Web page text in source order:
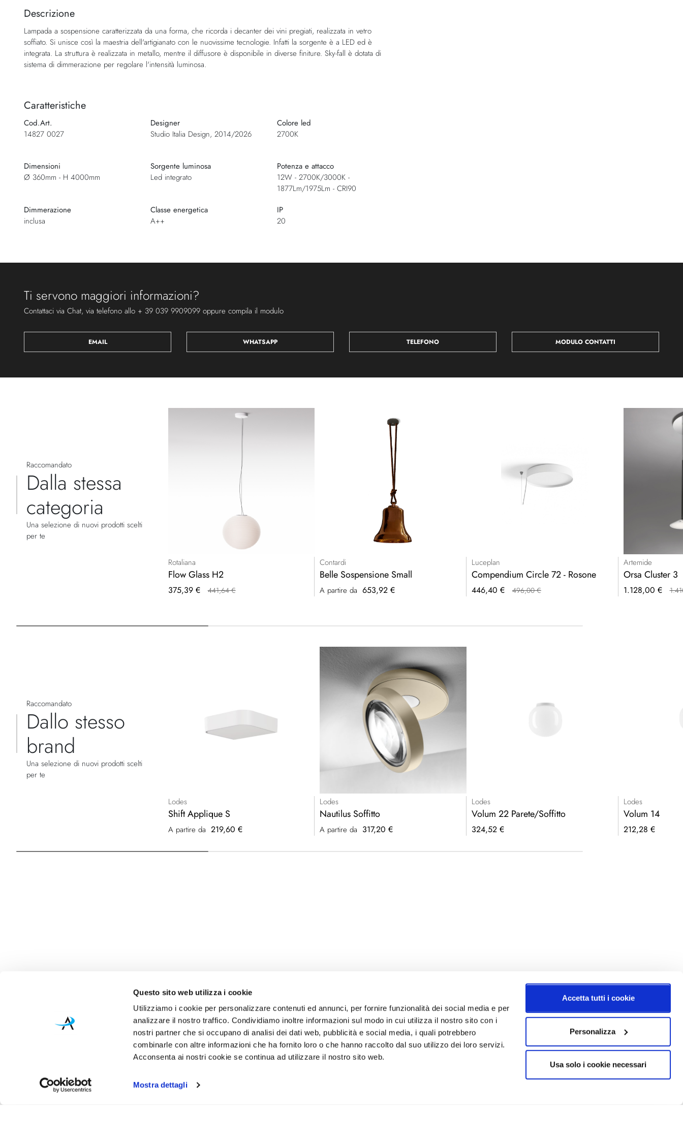
Questo sito web utilizza i cookie
Utilizziamo i cookie per personalizzare contenuti ed annunci, per fornire funzionalità dei social media e per
analizzare il nostro traffico. Condividiamo inoltre informazioni sul modo in cui utilizza il nostro sito con i
nostri partner che si occupano di analisi dei dati web, pubblicità e social media, i quali potrebbero
combinarle con altre informazioni che ha fornito loro o che hanno raccolto dal suo utilizzo dei loro servizi.
Acconsenta ai nostri cookie se continua ad utilizzare il nostro sito web.
Mostra dettagli
Accetta tutti i cookie
Personalizza
Usa solo i cookie necessari
della
di
immagini
Descrizione
Lampada a sospensione caratterizzata da una forma, che ricorda i decanter dei vini pregiati, realizzata in vetro
soffiato. Si unisce così la maestria dell'artigianato con le nuovissime tecnologie. Infatti la sorgente è a LED ed è
integrata. La struttura è realizzata in metallo, mentre il diffusore è disponibile in diverse finiture. Sky-fall è dotata di
sistema di dimmerazione per regolare l'intensità luminosa.
Caratteristiche
Cod.Art.
14827 0027
Designer
Studio Italia Design, 2014/2026
Colore led
2700K
Dimensioni
Ø 360mm - H 4000mm
Sorgente luminosa
Led integrato
Potenza e attacco
12W - 2700K/3000K -
1877Lm/1975Lm - CRI90
Dimmerazione
inclusa
Classe energetica
A++
IP
20
Ti servono maggiori informazioni?
Contattaci via Chat, via telefono allo + 39 039 9909099 oppure compila il modulo
EMAIL WHATSAPP TELEFONO MODULO CONTATTI
Raccomandato
Dalla stessa
categoria
Una selezione di nuovi prodotti scelti
per te
Rotaliana
Flow Glass H2
Prezzo
375,39 € 441,64 €
Contardi
Belle Sospensione Small
A partire da 653,92 €
Luceplan
Compendium Circle 72 - Rosone
Prezzo
446,40 € 496,00 €
Artemide
Orsa Cluster 3
Prezzo
1.128,00 €
Raccomandato
Dallo stesso
brand
Una selezione di nuovi prodotti scelti
per te
Lodes
Shift Applique S
A partire da 219,60 €
Lodes
Nautilus Soffitto
A partire da 317,20 €
Lodes
Volum 22 Parete/Soffitto
324,52 €
Lodes
Volum 14
212,28 €